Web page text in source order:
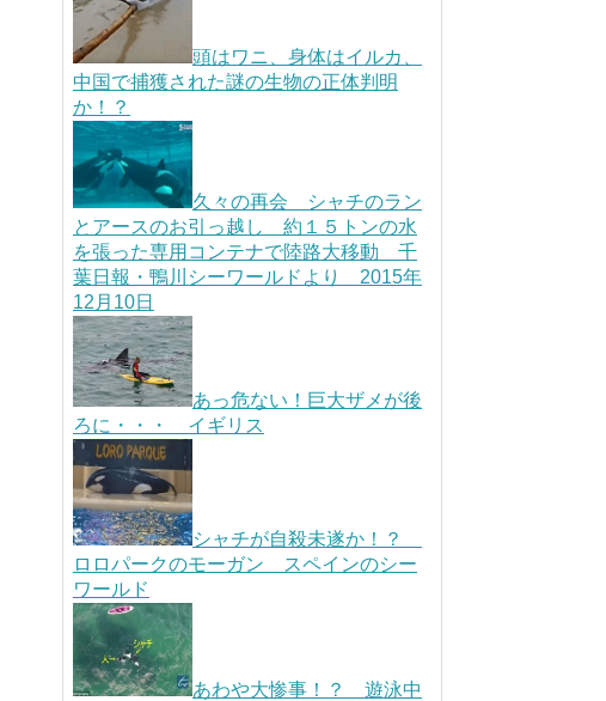
頭はワニ、身体はイルカ、
中国で捕獲された謎の生物の正体判明
か！？
久々の再会 シャチのラン
とアースのお引っ越し 約１５トンの水
を張った専用コンテナで陸路大移動 千
葉日報・鴨川シーワールドより 2015年
12月10日
あっ危ない！巨大ザメが後
ろに・・・ イギリス
シャチが自殺未遂か！？
ロロパークのモーガン スペインのシー
ワールド
あわや大惨事！？ 遊泳中